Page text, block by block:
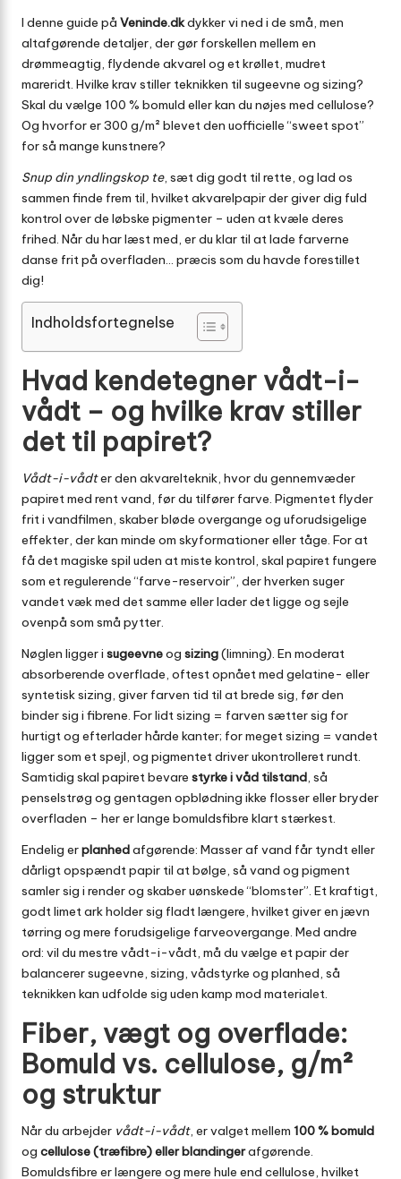
I denne guide på Veninde.dkdykker vi ned i de små, men
altafgørende detaljer, der gør forskellen mellem en
drømmeagtig, flydende akvarel og et krøllet, mudret
mareridt. Hvilke krav stiller teknikken til sugeevne og sizing?
Skal du vælge 100 % bomuld eller kan du nøjes med cellulose?
Og hvorfor er 300 g/m² blevet den uofficielle “sweet spot”
for så mange kunstnere?
Snup din yndlingskop te, sæt dig godt til rette, og lad os
sammen finde frem til, hvilket akvarelpapir der giver dig fuld
kontrol over de løbske pigmenter – uden at kvæle deres
frihed. Når du har læst med, er du klar til at lade farverne
danse frit på overfladen… præcis som du havde forestillet
dig!
Indholdsfortegnelse
Hvad kendetegner vådt-i-
vådt – og hvilke krav stiller
det til papiret?
Vådt-i-vådter den akvarelteknik, hvor du gennemvæder
papiret med rent vand, før du tilfører farve. Pigmentet flyder
frit i vandfilmen, skaber bløde overgange og uforudsigelige
effekter, der kan minde om skyformationer eller tåge. For at
få det magiske spil uden at miste kontrol, skal papiret fungere
som et regulerende “farve-reservoir”, der hverken suger
vandet væk med det samme eller lader det ligge og sejle
ovenpå som små pytter.
Nøglen ligger i sugeevneog sizing(limning). En moderat
absorberende overflade, oftest opnået med gelatine- eller
syntetisk sizing, giver farven tid til at brede sig, før den
binder sig i fibrene. For lidt sizing = farven sætter sig for
hurtigt og efterlader hårde kanter; for meget sizing = vandet
ligger som et spejl, og pigmentet driver ukontrolleret rundt.
Samtidig skal papiret bevare styrke i våd tilstand, så
penselstrøg og gentagen opblødning ikke flosser eller bryder
overfladen – her er lange bomuldsfibre klart stærkest.
Endelig erplanhedafgørende: Masser af vand får tyndt eller
dårligt opspændt papir til at bølge, så vand og pigment
samler sig i render og skaber uønskede “blomster”. Et kraftigt,
godt limet ark holder sig fladt længere, hvilket giver en jævn
tørring og mere forudsigelige farveovergange. Med andre
ord: vil du mestre vådt-i-vådt, må du vælge et papir der
balancerer sugeevne, sizing, vådstyrke og planhed, så
teknikken kan udfolde sig uden kamp mod materialet.
Fiber, vægt og overflade:
Bomuld vs. cellulose, g/m²
og struktur
Når du arbejder vådt-i-vådt, er valget mellem 100 % bomuld
og cellulose (træfibre) eller blandingerafgørende.
Bomuldsfibre er længere og mere hule end cellulose, hvilket